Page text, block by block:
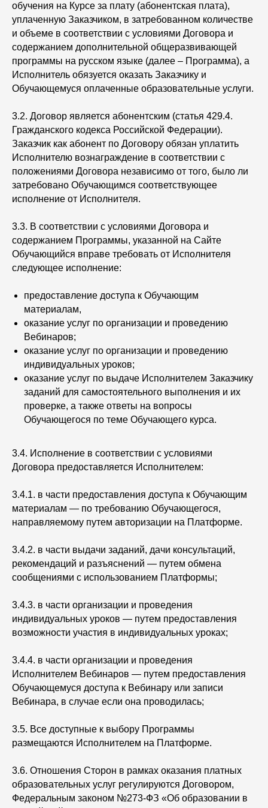
обучения на Курсе за плату (абонентская плата),
уплаченную Заказчиком, в затребованном количестве
и объеме в соответствии с условиями Договора и
содержанием дополнительной общеразвивающей
программы на русском языке (далее – Программа), а
Исполнитель обязуется оказать Заказчику и
Обучающемуся оплаченные образовательные услуги.
3.2. Договор является абонентским (статья 429.4.
Гражданского кодекса Российской Федерации).
Заказчик как абонент по Договору обязан уплатить
Исполнителю вознаграждение в соответствии с
положениями Договора независимо от того, было ли
затребовано Обучающимся соответствующее
исполнение от Исполнителя.
3.3. В соответствии с условиями Договора и
содержанием Программы, указанной на Сайте
Обучающийся вправе требовать от Исполнителя
следующее исполнение:
предоставление доступа к Обучающим
материалам,
оказание услуг по организации и проведению
Вебинаров;
оказание услуг по организации и проведению
индивидуальных уроков;
оказание услуг по выдаче Исполнителем Заказчику
заданий для самостоятельного выполнения и их
проверке, а также ответы на вопросы
Обучающегося по теме Обучающего курса.
3.4. Исполнение в соответствии с условиями
Договора предоставляется Исполнителем:
3.4.1. в части предоставления доступа к Обучающим
материалам — по требованию Обучающегося,
направляемому путем авторизации на Платформе.
3.4.2. в части выдачи заданий, дачи консультаций,
рекомендаций и разъяснений — путем обмена
сообщениями с использованием Платформы;
3.4.3. в части организации и проведения
индивидуальных уроков — путем предоставления
возможности участия в индивидуальных уроках;
3.4.4. в части организации и проведения
Исполнителем Вебинаров — путем предоставления
Обучающемуся доступа к Вебинару или записи
Вебинара, в случае если она проводилась;
3.5. Все доступные к выбору Программы
размещаются Исполнителем на Платформе.
3.6. Отношения Сторон в рамках оказания платных
образовательных услуг регулируются Договором,
Федеральным законом №273-ФЗ «Об образовании в